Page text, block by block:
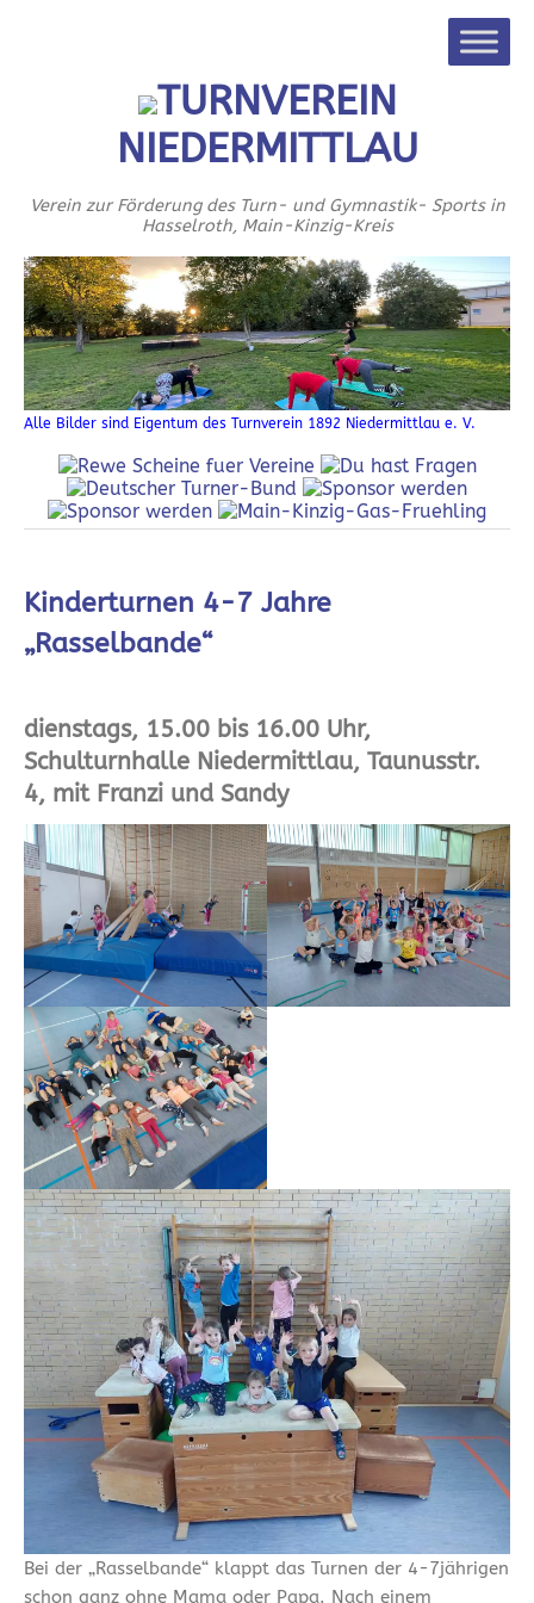
TURNVEREIN
NIEDERMITTLAU
Verein zur Förderung des Turn- und Gymnastik- Sports in
Hasselroth, Main-Kinzig-Kreis
Alle Bilder sind Eigentum des Turnverein 1892 Niedermittlau e. V.
Kinderturnen 4-7 Jahre
„Rasselbande“
dienstags, 15.00 bis 16.00 Uhr,
Schulturnhalle Niedermittlau, Taunusstr.
4, mit Franzi und Sandy
Bei der „Rasselbande“ klappt das Turnen der 4-7jährigen
schon ganz ohne Mama oder Papa. Nach einem